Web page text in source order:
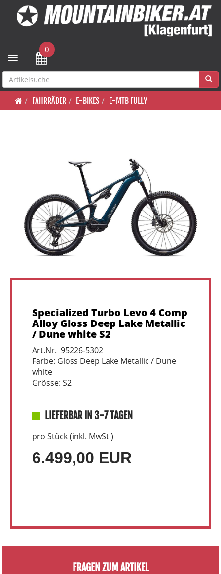
Toggle navigation
0
FAHRRÄDER E-BIKES E-MTB FULLY
Specialized Turbo Levo 4 Comp
Alloy Gloss Deep Lake Metallic
/ Dune white S2
Art.Nr. 95226-5302
Farbe: Gloss Deep Lake Metallic / Dune
white
Grösse: S2
LIEFERBAR IN 3-7 TAGEN
pro Stück (inkl. MwSt.)
6.499,00 EUR
FRAGEN ZUM ARTIKEL